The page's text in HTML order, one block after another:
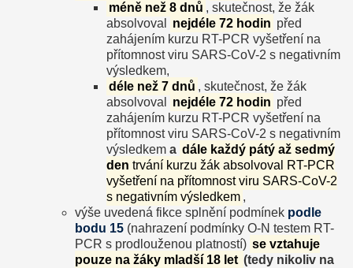
méně než 8 dnů , skutečnost, že žák
absolvoval
nejdéle 72 hodin před
zahájením kurzu RT-PCR vyšetření na
přítomnost viru SARS-CoV-2 s negativním
výsledkem,
déle než 7 dnů , skutečnost, že žák
absolvoval
nejdéle 72 hodin před
zahájením kurzu RT-PCR vyšetření na
přítomnost viru SARS-CoV-2 s negativním
výsledkem a dále každý pátý až sedmý
den trvání kurzu žák absolvoval RT-PCR
vyšetření na přítomnost viru SARS-CoV-2
s negativním výsledkem ,
výše uvedená fikce splnění podmínek podle
bodu 15 (nahrazení podmínky O-N testem RT-
PCR s prodlouženou platností) se vztahuje
pouze na žáky mladší 18 let (tedy nikoliv na